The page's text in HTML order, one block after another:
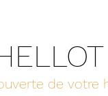
de votre